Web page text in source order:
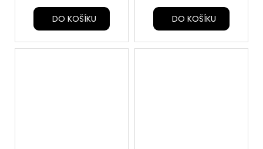
DO KOŠÍKU DO KOŠÍKU